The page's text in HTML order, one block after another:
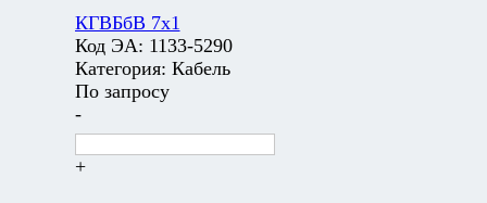
КГВБбВ 7х1
Код ЭА: 1133-5290
Категория: Кабель
По запросу
-
+